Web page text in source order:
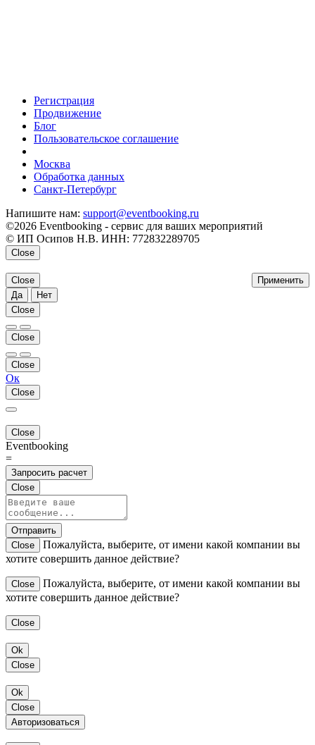
Регистрация
Продвижение
Блог
Пользовательское соглашение
Москва
Обработка данных
Санкт-Петербург
Напишите нам: support@eventbooking.ru
©2026 Eventbooking - сервис для ваших мероприятий
© ИП Осипов Н.В. ИНН: 772832289705
Close
Применить
Close
Да
Нет
Close
Close
Close
Ок
Close
Close
Eventbooking
=
Запросить расчет
Close
Отправить
Close
Пожалуйста, выберите, от имени какой компании вы
хотите совершить данное действие?
Close
Пожалуйста, выберите, от имени какой компании вы
хотите совершить данное действие?
Close
Ok
Close
Ok
Close
Авторизоваться